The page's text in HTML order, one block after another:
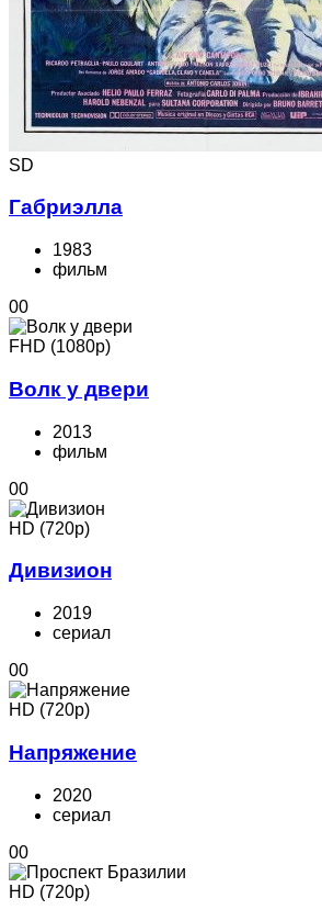
SD
Габриэлла
1983
фильм
00
FHD (1080p)
Волк у двери
2013
фильм
00
HD (720p)
Дивизион
2019
cериал
00
HD (720p)
Напряжение
2020
cериал
00
HD (720p)